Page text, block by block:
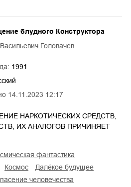
14.11.2023 12:17
блудного Конструктора
Головачев
1991
НАРКОТИЧЕСКИХ СРЕДСТВ,
ИХ АНАЛОГОВ ПРИЧИНЯЕТ
фантастика
космос
далёкое будущее
спасение человечества